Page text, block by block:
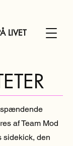
LIVET
af Team Mod
sidekick, den